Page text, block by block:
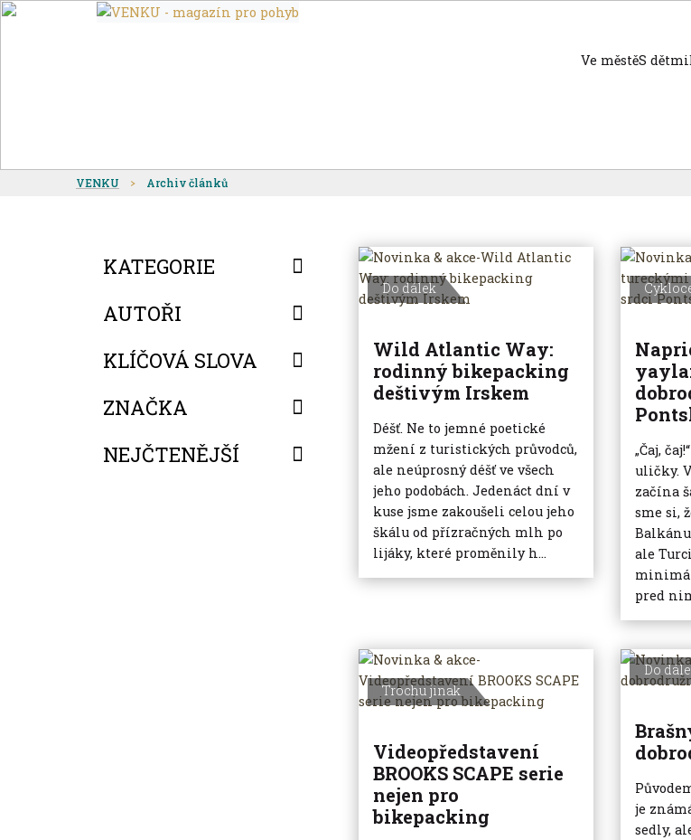
Ve městěS dětmi
VENKU Archiv článků
KATEGORIE
AUTOŘI
KLÍČOVÁ SLOVA
ZNAČKA
NEJČTENĚJŠÍ
Do dálek
Wild Atlantic Way:
rodinný bikepacking
deštivým Irskem
Déšť. Ne to jemné poetické
mžení z turistických průvodců,
ale neúprosný déšť ve všech
jeho podobách. Jedenáct dní v
kuse jsme zakoušeli celou jeho
škálu od přízračných mlh po
lijáky, které proměnily h...
„Čaj,
uličky.
začína
sme si,
ale
pred
Trochu jinak
Videopředstavení
BROOKS SCAPE serie
nejen pro
bikepacking
Do
je
sedly,